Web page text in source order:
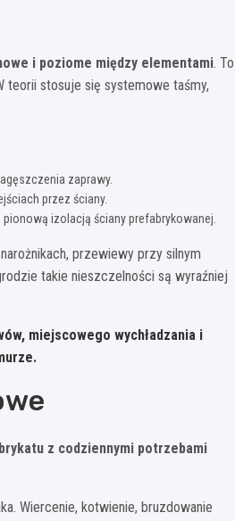
i poziome między elementami. To
teorii stosuje się systemowe taśmy,
zaprawy.
przez ściany.
izolacją ściany prefabrykowanej.
przewiewy przy silnym
takie nieszczelności są wyraźniej
miejscowego wychładzania i
z codziennymi potrzebami
Wiercenie, kotwienie, bruzdowanie